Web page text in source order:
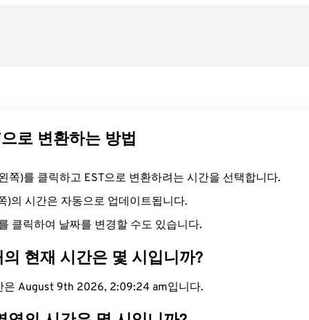
로 변환하는 방법
쪽)를 클릭하고 EST으로 변환하려는 시간을 선택합니다.
)의 시간은 자동으로 업데이트됩니다.
클릭하여 날짜를 변경할 수도 있습니다.
현재 시간은 몇 시입니까?
은 August 9th 2026, 2:09:25 am입니다.